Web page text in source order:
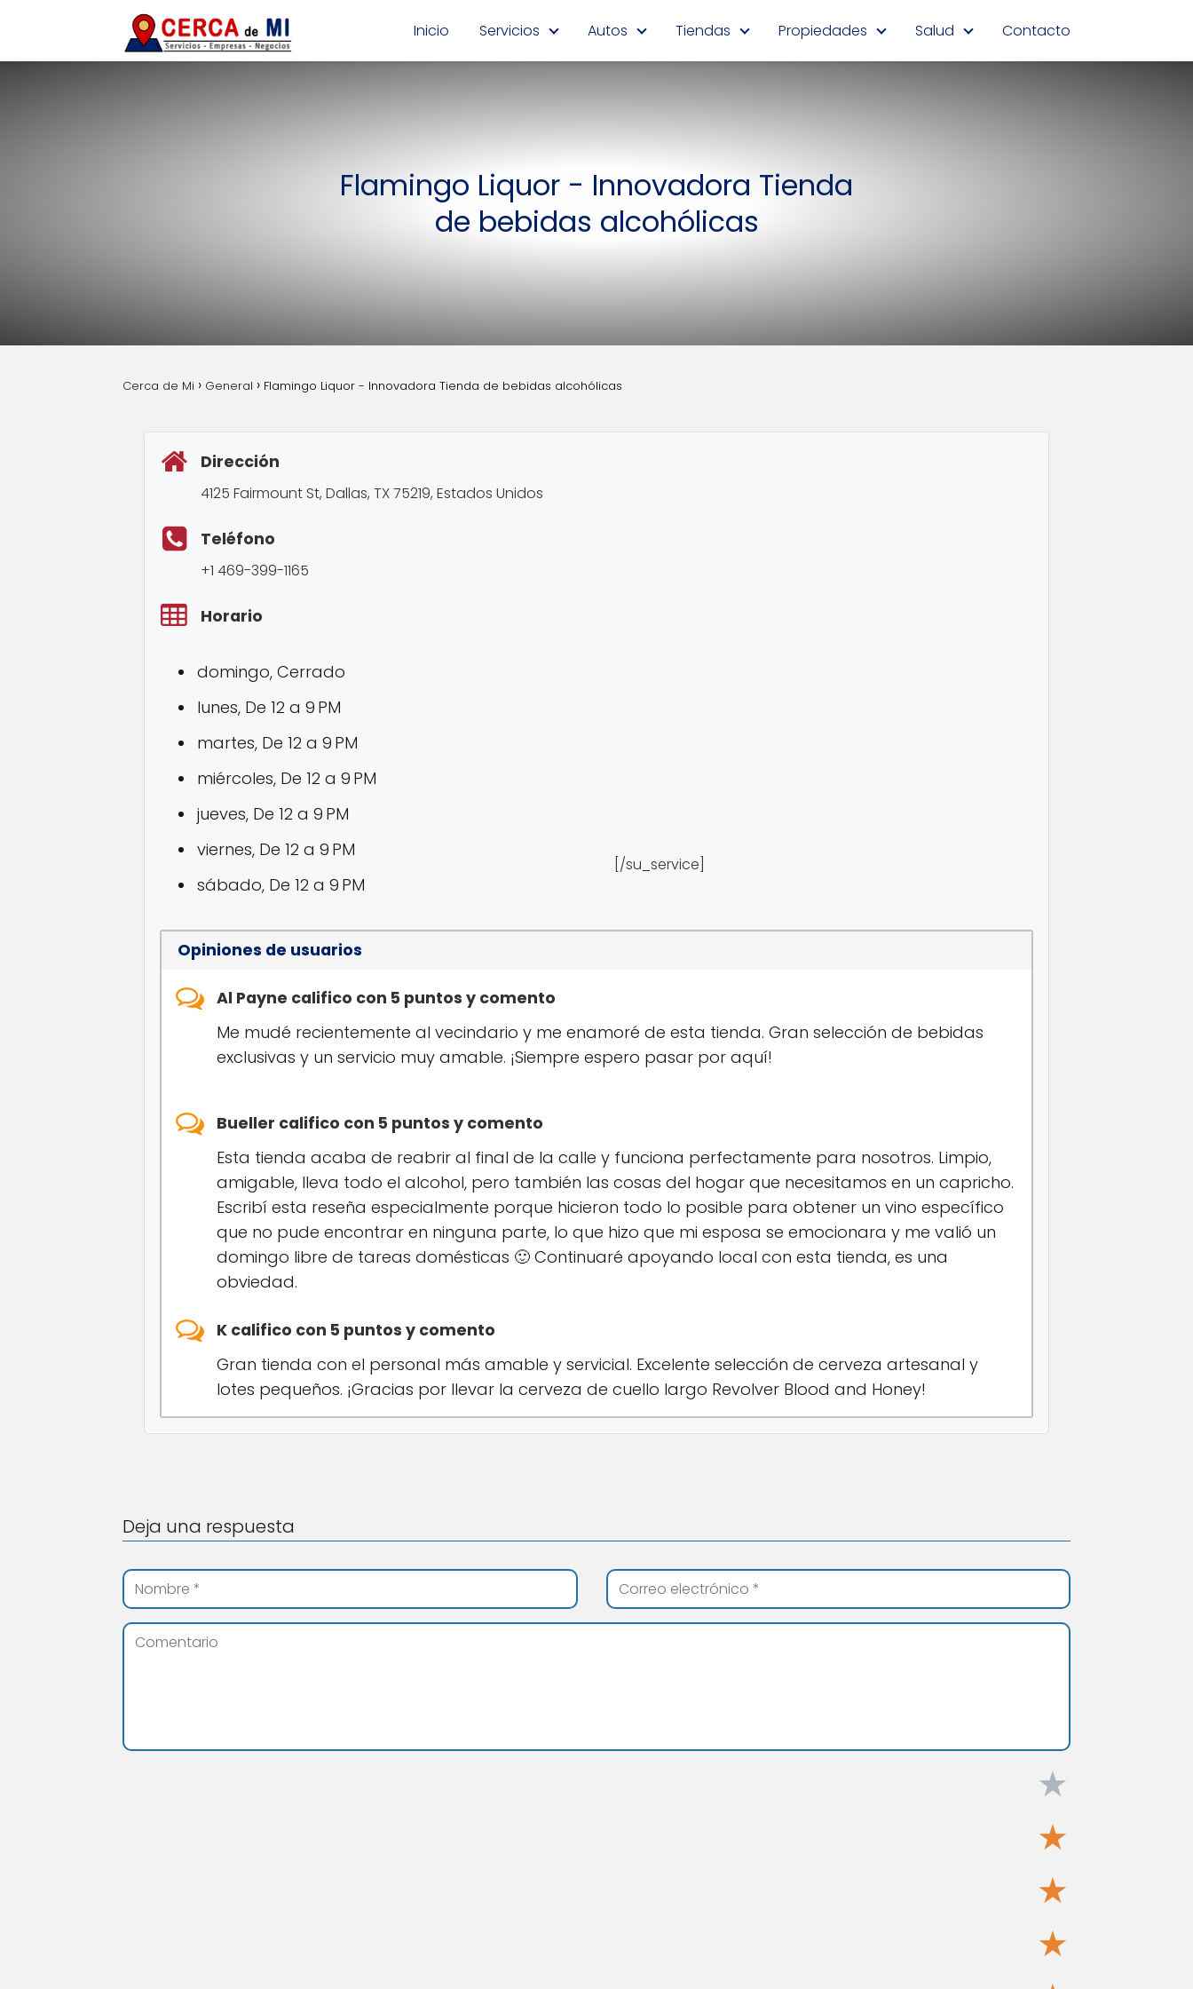
Inicio Servicios Autos Tiendas Propiedades Salud Contacto
Flamingo Liquor - Innovadora Tienda
de bebidas alcohólicas
Cerca de Mi General Flamingo Liquor - Innovadora Tienda de bebidas alcohólicas
Dirección
4125 Fairmount St, Dallas, TX 75219, Estados Unidos
Teléfono
+1 469-399-1165
Horario
domingo, Cerrado
lunes, De 12 a 9 PM
martes, De 12 a 9 PM
miércoles, De 12 a 9 PM
jueves, De 12 a 9 PM
viernes, De 12 a 9 PM
sábado, De 12 a 9 PM
[/su_service]
Opiniones de usuarios
Al Payne califico con 5 puntos y comento
Me mudé recientemente al vecindario y me enamoré de esta tienda. Gran selección de bebidas
exclusivas y un servicio muy amable. ¡Siempre espero pasar por aquí!
Bueller califico con 5 puntos y comento
Esta tienda acaba de reabrir al final de la calle y funciona perfectamente para nosotros. Limpio,
amigable, lleva todo el alcohol, pero también las cosas del hogar que necesitamos en un capricho.
Escribí esta reseña especialmente porque hicieron todo lo posible para obtener un vino específico
que no pude encontrar en ninguna parte, lo que hizo que mi esposa se emocionara y me valió un
domingo libre de tareas domésticas 🙂 Continuaré apoyando local con esta tienda, es una
obviedad.
K califico con 5 puntos y comento
Gran tienda con el personal más amable y servicial. Excelente selección de cerveza artesanal y
lotes pequeños. ¡Gracias por llevar la cerveza de cuello largo Revolver Blood and Honey!
Deja una respuesta
★
★
★
★